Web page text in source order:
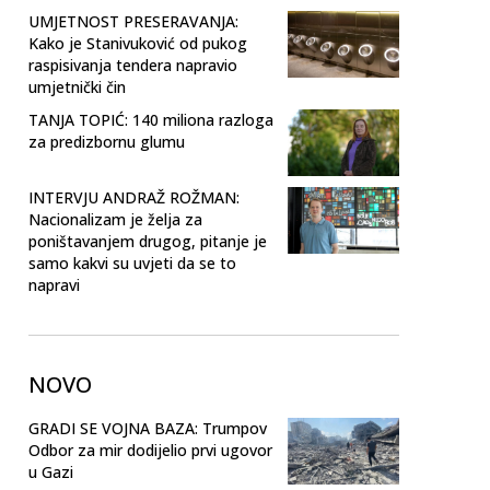
UMJETNOST PRESERAVANJA:
Kako je Stanivuković od pukog
raspisivanja tendera napravio
umjetnički čin
TANJA TOPIĆ: 140 miliona razloga
za predizbornu glumu
INTERVJU ANDRAŽ ROŽMAN:
Nacionalizam je želja za
poništavanjem drugog, pitanje je
samo kakvi su uvjeti da se to
napravi
NOVO
GRADI SE VOJNA BAZA: Trumpov
Odbor za mir dodijelio prvi ugovor
u Gazi